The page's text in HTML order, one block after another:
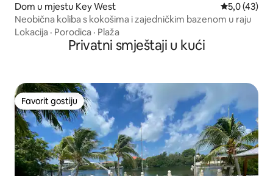
Dom u mjestu Key West Prosječna
5,0 (43)
Neobična koliba s kokošima i zajedničkim bazenom u raju
Lokacija · Porodica · Plaža
Privatni smještaji u kući
Favorit gostiju
Favorit gostiju